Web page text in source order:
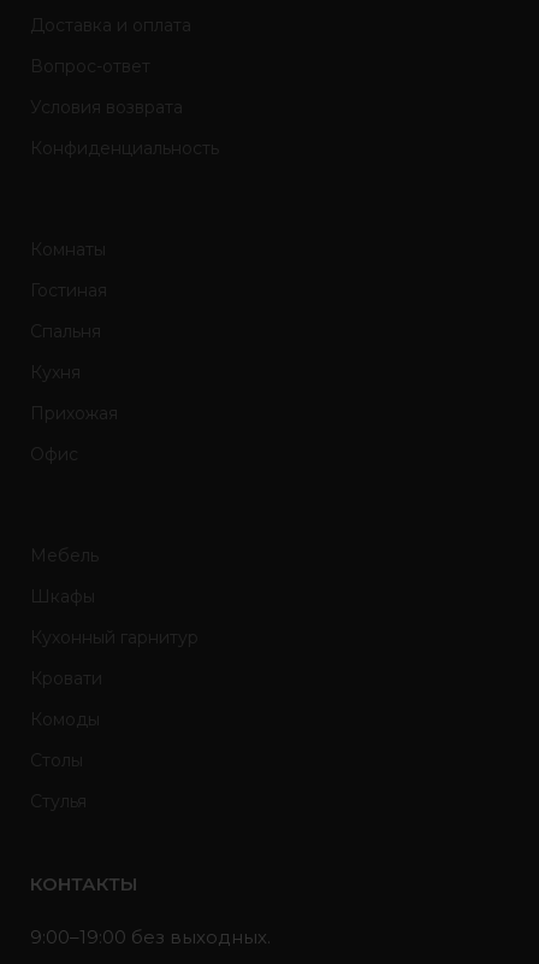
Доставка и оплата
Вопрос-ответ
Условия возврата
Конфиденциальность
Комнаты
Гостиная
Спальня
Кухня
Прихожая
Офис
Мебель
Шкафы
Кухонный гарнитур
Кровати
Комоды
Столы
Стулья
КОНТАКТЫ
9:00–19:00 без выходных.